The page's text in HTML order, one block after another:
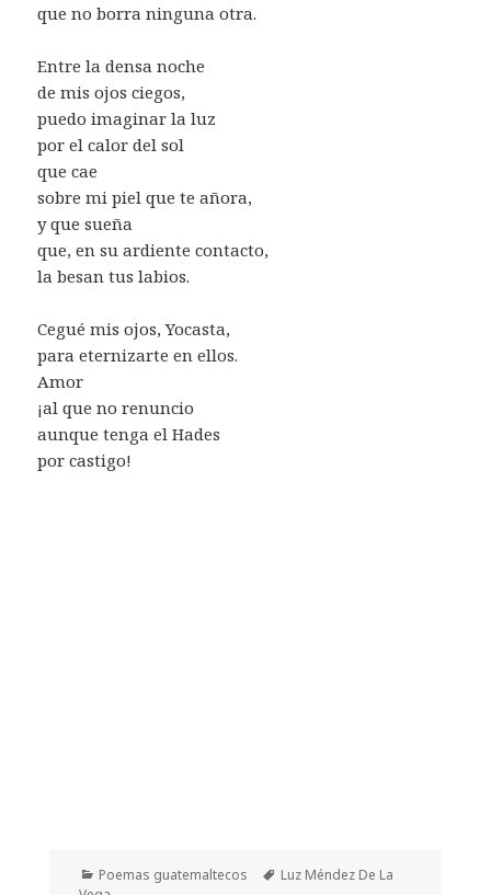
que no borra ninguna otra.
Entre la densa noche
de mis ojos ciegos,
puedo imaginar la luz
por el calor del sol
que cae
sobre mi piel que te añora,
y que sueña
que, en su ardiente contacto,
la besan tus labios.
Cegué mis ojos, Yocasta,
para eternizarte en ellos.
Amor
¡al que no renuncio
aunque tenga el Hades
por castigo!
Categorías
Poemas guatemaltecos Etiquetas
Luz Méndez De La